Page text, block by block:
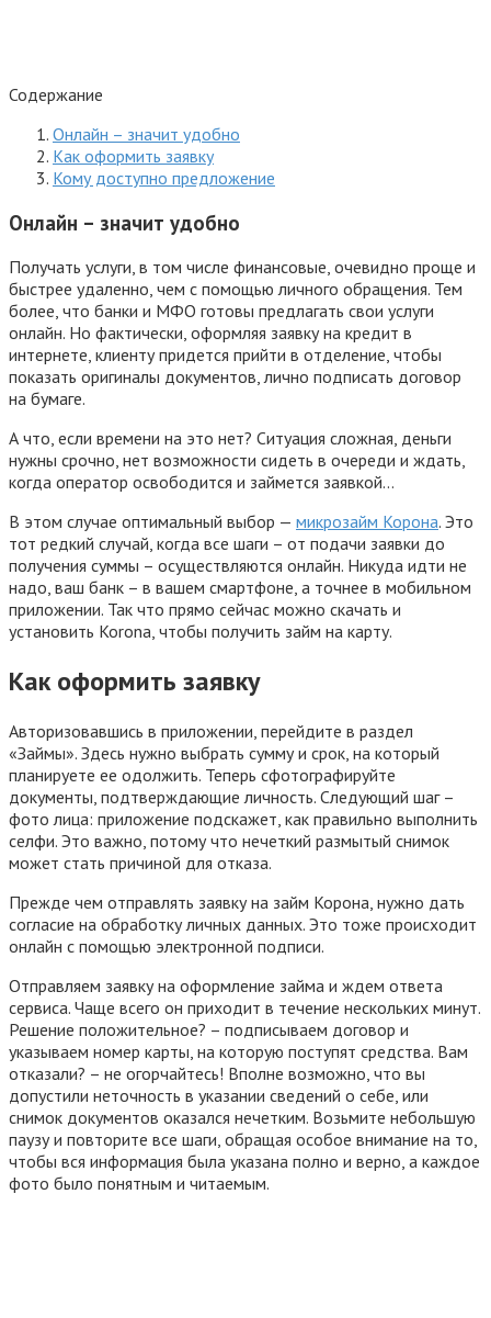
Содержание
Онлайн – значит удобно
Как оформить заявку
Кому доступно предложение
Онлайн – значит удобно
Получать услуги, в том числе финансовые, очевидно проще и
быстрее удаленно, чем с помощью личного обращения. Тем
более, что банки и МФО готовы предлагать свои услуги
онлайн. Но фактически, оформляя заявку на кредит в
интернете, клиенту придется прийти в отделение, чтобы
показать оригиналы документов, лично подписать договор
на бумаге.
А что, если времени на это нет? Ситуация сложная, деньги
нужны срочно, нет возможности сидеть в очереди и ждать,
когда оператор освободится и займется заявкой…
В этом случае оптимальный выбор — микрозайм Корона. Это
тот редкий случай, когда все шаги – от подачи заявки до
получения суммы – осуществляются онлайн. Никуда идти не
надо, ваш банк – в вашем смартфоне, а точнее в мобильном
приложении. Так что прямо сейчас можно скачать и
установить Korona, чтобы получить займ на карту.
Как оформить заявку
Авторизовавшись в приложении, перейдите в раздел
«Займы». Здесь нужно выбрать сумму и срок, на который
планируете ее одолжить. Теперь сфотографируйте
документы, подтверждающие личность. Следующий шаг –
фото лица: приложение подскажет, как правильно выполнить
селфи. Это важно, потому что нечеткий размытый снимок
может стать причиной для отказа.
Прежде чем отправлять заявку на займ Корона, нужно дать
согласие на обработку личных данных. Это тоже происходит
онлайн с помощью электронной подписи.
Отправляем заявку на оформление займа и ждем ответа
сервиса. Чаще всего он приходит в течение нескольких минут.
Решение положительное? – подписываем договор и
указываем номер карты, на которую поступят средства. Вам
отказали? – не огорчайтесь! Вполне возможно, что вы
допустили неточность в указании сведений о себе, или
снимок документов оказался нечетким. Возьмите небольшую
паузу и повторите все шаги, обращая особое внимание на то,
чтобы вся информация была указана полно и верно, а каждое
фото было понятным и читаемым.